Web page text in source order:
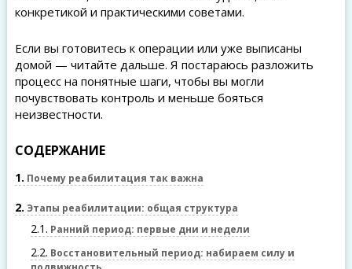
конкретикой и практическими советами.
Если вы готовитесь к операции или уже выписаны
домой — читайте дальше. Я постараюсь разложить
процесс на понятные шаги, чтобы вы могли
почувствовать контроль и меньше бояться
неизвестности.
СОДЕРЖАНИЕ
1 Почему реабилитация так важна
2 Этапы реабилитации: общая структура
2.1 Ранний период: первые дни и недели
2.2 Восстановительный период: набираем силу и